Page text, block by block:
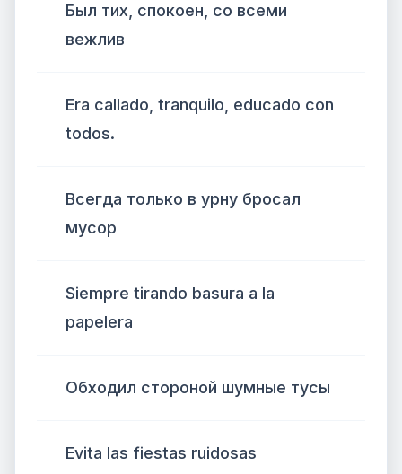
Был тих, спокоен, со всеми
вежлив
Era callado, tranquilo, educado con
todos.
Всегда только в урну бросал
мусор
Siempre tirando basura a la
papelera
Обходил стороной шумные тусы
Evita las fiestas ruidosas